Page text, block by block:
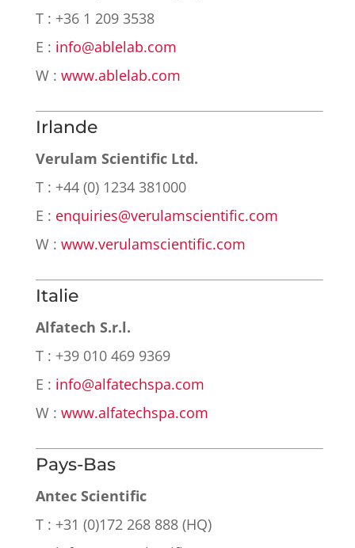
T : +36 1 209 3538
E : info@ablelab.com
W : www.ablelab.com
Irlande
Verulam Scientific Ltd.
T : +44 (0) 1234 381000
E : enquiries@verulamscientific.com
W : www.verulamscientific.com
Italie
Alfatech S.r.l.
T : +39 010 469 9369
E : info@alfatechspa.com
W : www.alfatechspa.com
Pays-Bas
Antec Scientific
T : +31 (0)172 268 888 (HQ)